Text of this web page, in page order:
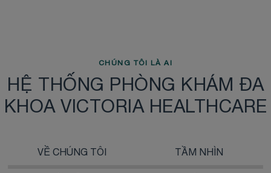
CHÚNG TÔI LÀ AI
HỆ THỐNG PHÒNG KHÁM ĐA
KHOA VICTORIA HEALTHCARE
VỀ CHÚNG TÔI TẦM NHÌN